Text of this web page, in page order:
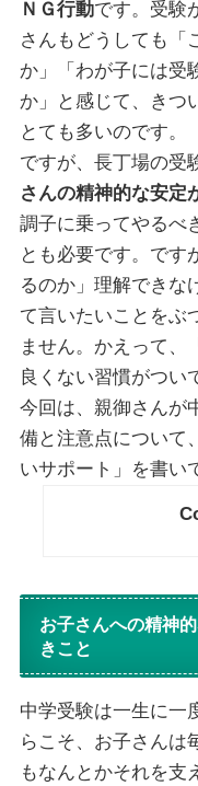
ＮＧ行動です。受験
さんもどうしても「
か」「わが子には受
か」と感じて、きつ
とても多いのです。
ですが、長丁場の受
さんの精神的な安定
調子に乗ってやるべ
とも必要です。です
るのか」理解できな
て言いたいことをぶ
ません。かえって、
良くない習慣がつい
今回は、親御さんが
備と注意点について
いサポート」を書い
お子さんへの精神
きこと
中学受験は一生に一
らこそ、お子さんは
もなんとかそれを支